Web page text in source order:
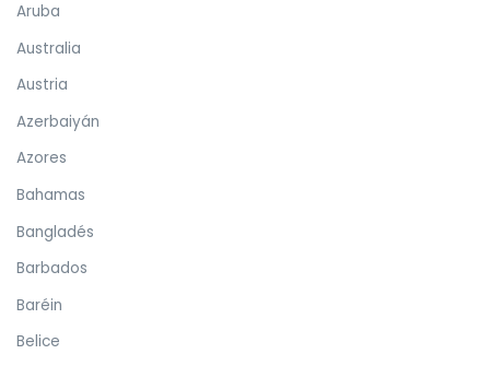
Aruba
Australia
Austria
Azerbaiyán
Azores
Bahamas
Bangladés
Barbados
Baréin
Belice